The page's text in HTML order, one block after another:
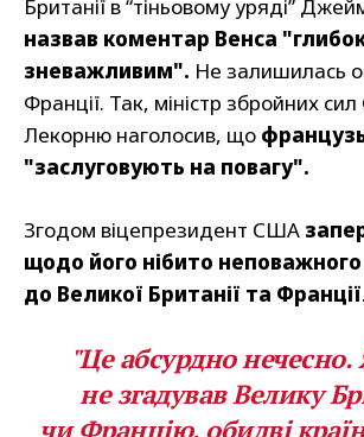
Британії в “тіньовому уряді”
назвав коментар Венса
зневажливим". Не залишилась
Франції. Так, міністр збройних
Лекорню наголосив, що
"заслуговують на повагу".
Згодом віцепрезидент США
щодо його нібито
до Великої Британії та Франції.
"Це абсурдно нечесно.
не згадував Велику
чи Францію, обидві